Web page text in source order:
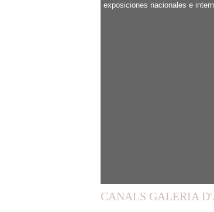
exposiciones nacionales e
CANALS GALERIA